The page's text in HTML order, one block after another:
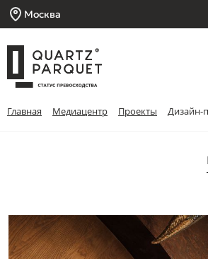
Москва
Главная Медиацентр Проекты Дизайн-